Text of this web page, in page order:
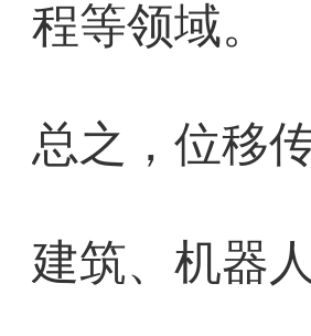
程等领域。
总之，位移
建筑、机器